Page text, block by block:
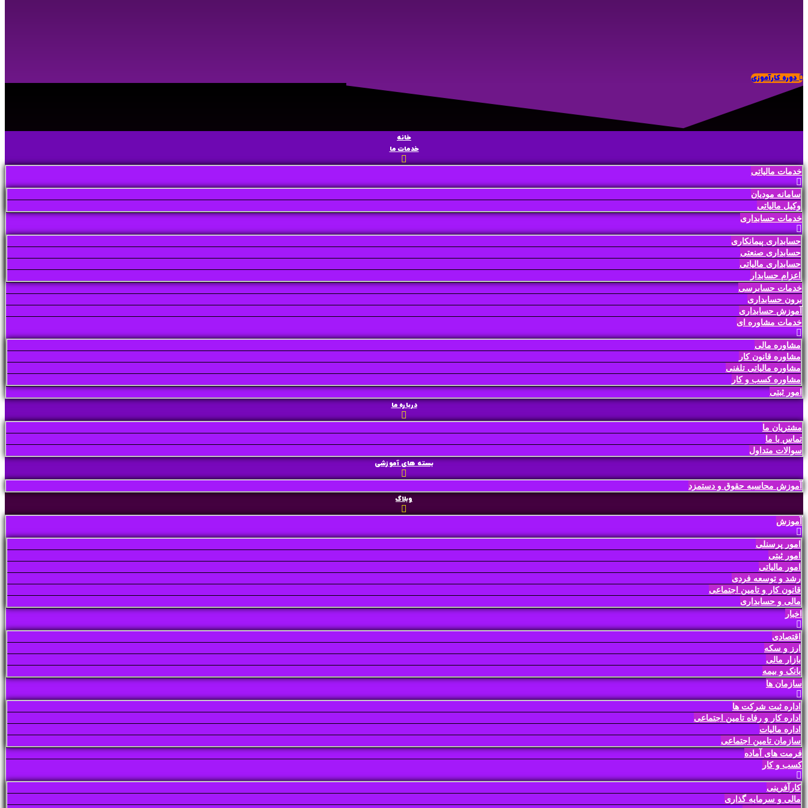
دوره کارآموزی
خانه
خدمات ما
خدمات مالیاتی
سامانه مودیان
وکیل مالیاتی
خدمات حسابداری
حسابداری پیمانکاری
حسابداری صنعتی
حسابداری مالیاتی
اعزام حسابدار
خدمات حسابرسی
برون حسابداری
آموزش حسابداری
خدمات مشاوره ای
مشاوره مالی
مشاوره قانون کار
مشاوره مالیاتی تلفنی
مشاوره کسب و کار
امور ثبتی
درباره ما
مشتریان ما
تماس با ما
سوالات متداول
بسته های آموزشی
آموزش محاسبه حقوق و دستمزد
وبلاگ
آموزش
امور پرسنلی
امور ثبتی
امور مالیاتی
رشد و توسعه فردی
قانون کار و تامین اجتماعی
مالی و حسابداری
اخبار
اقتصادی
ارز و سکه
بازار مالی
بانک و بیمه
سازمان ها
اداره ثبت شرکت ها
اداره کار و رفاه تامین اجتماعی
اداره مالیات
سازمان تامین اجتماعی
فرمت های آماده
کسب و کار
کارآفرینی
مالی و سرمایه گذاری